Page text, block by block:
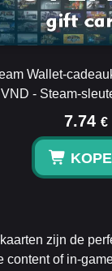
Wallet-
VND - Steam-
7.74 €
zijn de
of in-